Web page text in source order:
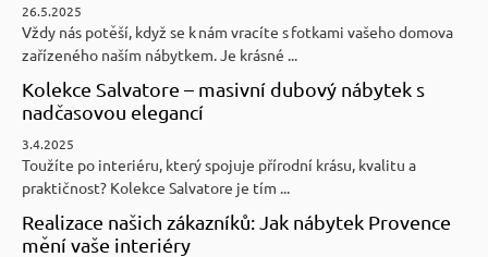
26.5.2025
Vždy nás potěší, když se k nám vracíte s fotkami vašeho domova
zařízeného naším nábytkem. Je krásné ...
Kolekce Salvatore – masivní dubový nábytek s
nadčasovou elegancí
3.4.2025
Toužíte po interiéru, který spojuje přírodní krásu, kvalitu a
praktičnost? Kolekce Salvatore je tím ...
Realizace našich zákazníků: Jak nábytek Provence
mění vaše interiéry